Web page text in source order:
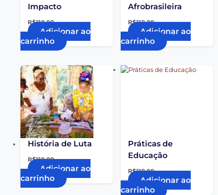
Impacto
R$110,00
Adicionar ao
carrinho
Afrobrasileira
R$110,00
Adicionar ao
carrinho
História de Luta
R$110,00
Adicionar ao
carrinho
Práticas de
Educação
R$110,00
Adicionar ao
carrinho